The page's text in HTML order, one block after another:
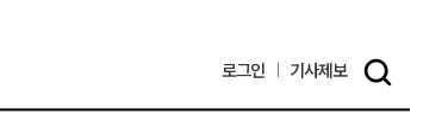
로그인 기사제보